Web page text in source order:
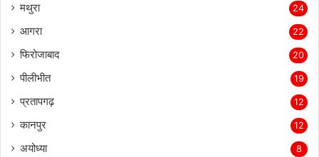
मथुरा 24
आगरा 22
फिरोजाबाद 20
पीलीभीत 19
प्रतापगढ़ 12
कानपुर 12
अयोध्या 8